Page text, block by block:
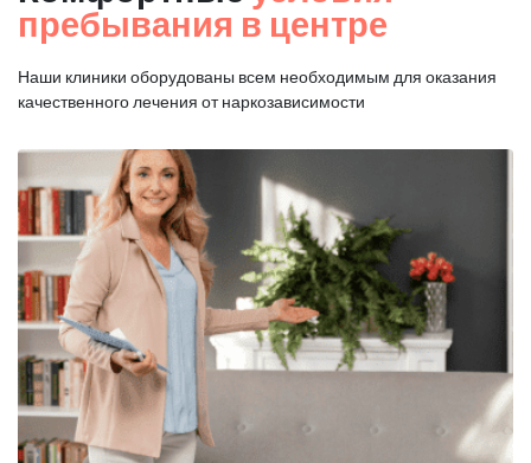
пребывания в центре
Наши клиники оборудованы всем необходимым для оказания
качественного лечения от наркозависимости